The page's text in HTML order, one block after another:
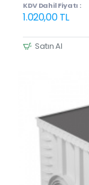
KDV Dahil Fiyatı :
1.020,00 TL
Satın Al